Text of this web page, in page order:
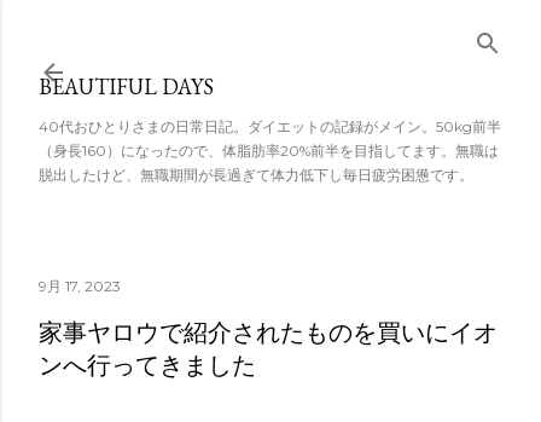
スキップしてメ
イン コンテンツ
に移動
BEAUTIFUL DAYS
40代おひとりさまの日常日記。ダイエットの記録がメイン。50kg前半
（身長160）になったので、体脂肪率20%前半を目指してます。無職は
脱出したけど、無職期間が長過ぎて体力低下し毎日疲労困憊です。
9月 17, 2023
家事ヤロウで紹介されたものを買いにイオ
ンへ行ってきました